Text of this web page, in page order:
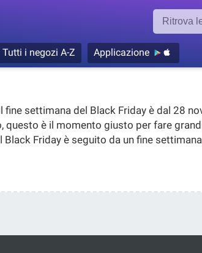
Tutti i negozi A-Z Applicazione
fine settimana del Black Friday è dal 28
questo è il momento giusto per fare
Black Friday è seguito da un fine